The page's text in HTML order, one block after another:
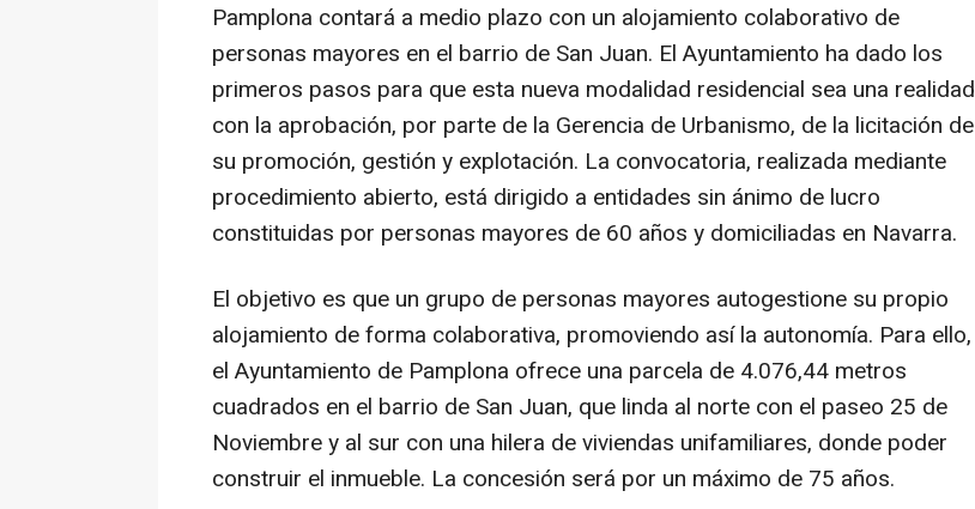
Pamplona contará a medio plazo con un alojamiento colaborativo de
personas mayores en el barrio de San Juan. El Ayuntamiento ha dado los
primeros pasos para que esta nueva modalidad residencial sea una realidad
con la aprobación, por parte de la Gerencia de Urbanismo, de la licitación de
su promoción, gestión y explotación. La convocatoria, realizada mediante
procedimiento abierto, está dirigido a entidades sin ánimo de lucro
constituidas por personas mayores de 60 años y domiciliadas en Navarra.
El objetivo es que un grupo de personas mayores autogestione su propio
alojamiento de forma colaborativa, promoviendo así la autonomía. Para ello,
el Ayuntamiento de Pamplona ofrece una parcela de 4.076,44 metros
cuadrados en el barrio de San Juan, que linda al norte con el paseo 25 de
Noviembre y al sur con una hilera de viviendas unifamiliares, donde poder
construir el inmueble. La concesión será por un máximo de 75 años.